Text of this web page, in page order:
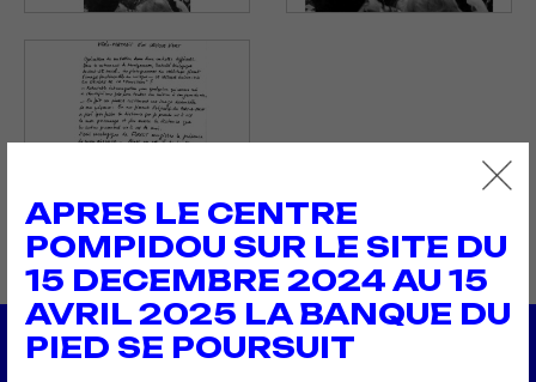
APRES LE CENTRE
POMPIDOU SUR LE SITE DU
15 DECEMBRE 2024 AU 15
AVRIL 2025 LA BANQUE DU
PIED SE POURSUIT